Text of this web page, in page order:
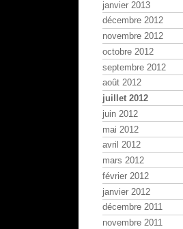
janvier 2013
décembre 2012
novembre 2012
octobre 2012
septembre 2012
août 2012
juillet 2012
juin 2012
mai 2012
avril 2012
mars 2012
février 2012
janvier 2012
décembre 2011
novembre 2011